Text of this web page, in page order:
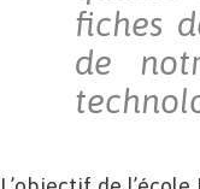
fiches
de